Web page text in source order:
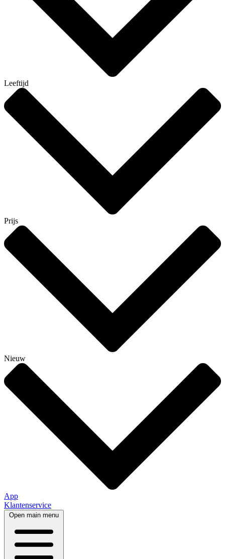
Leeftijd
Prijs
Nieuw
App
Klantenservice
Open main menu